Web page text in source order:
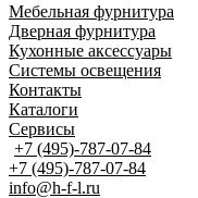
Мебельная фурнитура
Дверная фурнитура
Кухонные аксессуары
Системы освещения
Контакты
Каталоги
Сервисы
+7 (495)-787-07-84
+7 (495)-787-07-84
info@h-f-l.ru